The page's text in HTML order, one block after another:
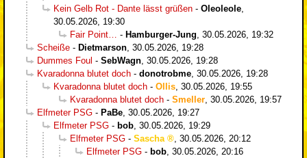
Kein Gelb Rot - Dante lässt grüßen - Oleoleole
30.05.2026, 19:30
Fair Point…
- Hamburger-Jung 30.05.2026, 19:32
Scheiße - Dietmarson 30.05.2026, 19:28
Dummes Foul - SebWagn 30.05.2026, 19:28
Kvaradonna blutet doch - donotrobme 30.05.2026, 19:28
Kvaradonna blutet doch - Ollis 30.05.2026, 19:55
Kvaradonna blutet doch - Smeller 30.05.2026, 19:57
Elfmeter PSG - PaBe 30.05.2026, 19:27
Elfmeter PSG - bob 30.05.2026, 19:29
Elfmeter PSG - Sascha
30.05.2026, 20:12
Elfmeter PSG - bob 30.05.2026, 20:16